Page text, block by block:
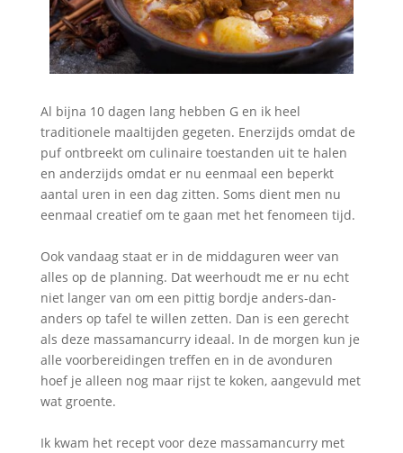
Al bijna 10 dagen lang hebben G en ik heel
traditionele maaltijden gegeten. Enerzijds omdat de
puf ontbreekt om culinaire toestanden uit te halen
en anderzijds omdat er nu eenmaal een beperkt
aantal uren in een dag zitten. Soms dient men nu
eenmaal creatief om te gaan met het fenomeen tijd.
Ook vandaag staat er in de middaguren weer van
alles op de planning. Dat weerhoudt me er nu echt
niet langer van om een pittig bordje anders-dan-
anders op tafel te willen zetten. Dan is een gerecht
als deze massamancurry ideaal. In de morgen kun je
alle voorbereidingen treffen en in de avonduren
hoef je alleen nog maar rijst te koken, aangevuld met
wat groente.
Ik kwam het recept voor deze massamancurry met